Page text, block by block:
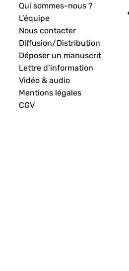
Qui sommes-nous ?
L’équipe
Nous contacter
Diffusion/Distribution
Déposer un manuscrit
Lettre d’information
Vidéo & audio
Mentions légales
CGV